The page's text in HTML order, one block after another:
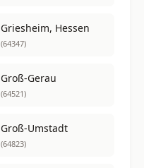
Griesheim, Hessen
(64347)
Groß-Gerau
(64521)
Groß-Umstadt
(64823)